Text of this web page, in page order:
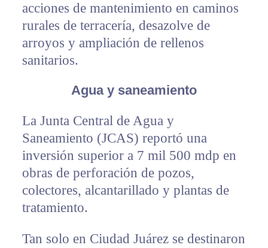
acciones de mantenimiento en caminos
rurales de terracería, desazolve de
arroyos y ampliación de rellenos
sanitarios.
Agua y saneamiento
La Junta Central de Agua y
Saneamiento (JCAS) reportó una
inversión superior a 7 mil 500 mdp en
obras de perforación de pozos,
colectores, alcantarillado y plantas de
tratamiento.
Tan solo en Ciudad Juárez se destinaron